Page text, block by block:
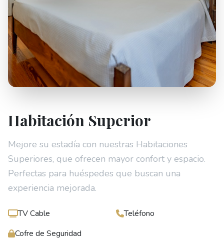
Habitación Superior
Mejore su estadía con nuestras Habitaciones
Superiores, que ofrecen mayor confort y espacio.
Perfectas para huéspedes que buscan una
experiencia mejorada.
TV Cable
Teléfono
Cofre de Seguridad